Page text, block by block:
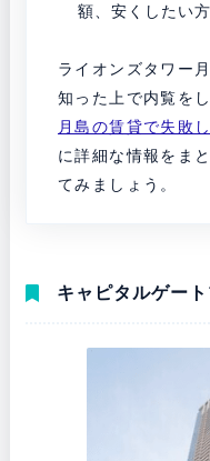
額、安くしたい
ライオンズタワー
知った上で内覧を
月島の賃貸で失敗
に詳細な情報をま
てみましょう。
キャピタルゲー